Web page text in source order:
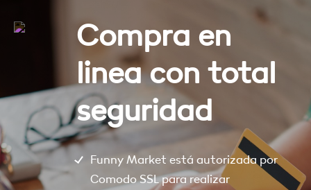
Compra en
linea con total
seguridad
Funny Market está autorizada por
Comodo SSL para realizar